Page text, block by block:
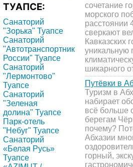
ТУАПСЕ:
Санаторий
"Зорька" Туапсе
Санаторий
"Автотранспортник
России" Туапсе
Санаторий
"Лермонтово"
Туапсе
Санаторий
"Зеленая
долина" Туапсе
Парк-отель
"Небуг" Туапсе
Санаторий
«Белая Русь»
Туапсе
сочетание
морского
расстоянии
сверкают
Кавказских
уникальную
шикарного
Путёвки в
Туризм в
набирает
всё больше
берегам
почему?
Абхазии
горный,